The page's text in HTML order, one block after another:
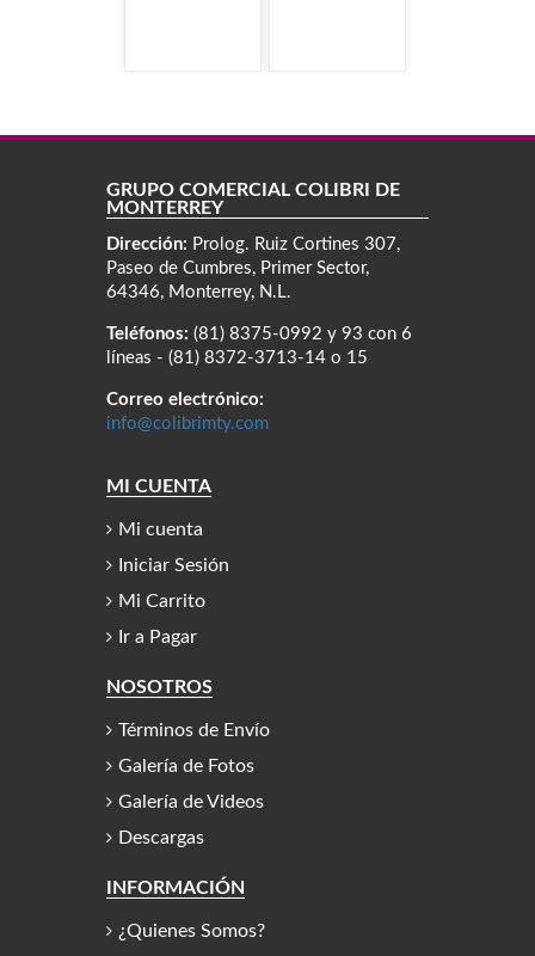
GRUPO COMERCIAL COLIBRÍ DE
MONTERREY
Dirección: Prolog. Ruiz Cortines 307,
Paseo de Cumbres, Primer Sector,
64346, Monterrey, N.L.
Teléfonos: (81) 8375-0992 y 93 con 6
líneas - (81) 8372-3713-14 o 15
Correo electrónico:
info@colibrimty.com
MI CUENTA
Mi cuenta
Iniciar Sesión
Mi Carrito
Ir a Pagar
NOSOTROS
Términos de Envío
Galería de Fotos
Galería de Videos
Descargas
INFORMACIÓN
¿Quienes Somos?